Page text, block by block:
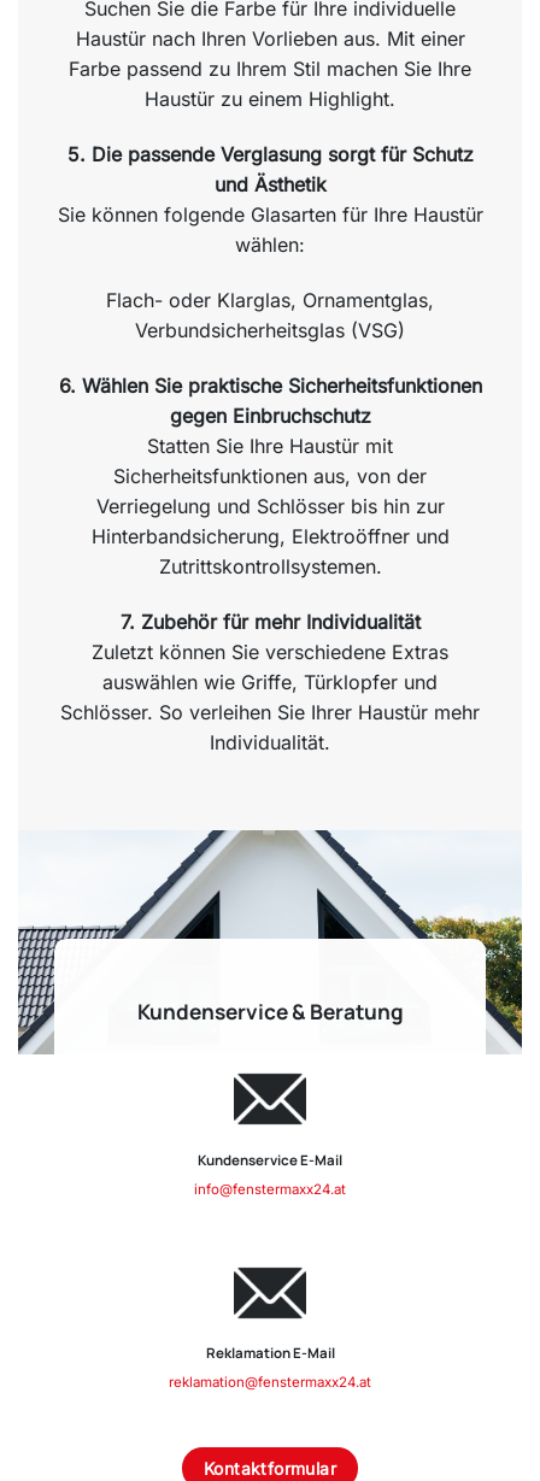
Suchen Sie die Farbe für Ihre individuelle
Haustür nach Ihren Vorlieben aus. Mit einer
Farbe passend zu Ihrem Stil machen Sie Ihre
Haustür zu einem Highlight.
5. Die passende Verglasung sorgt für Schutz
und Ästhetik
Sie können folgende Glasarten für Ihre Haustür
wählen:
Flach- oder Klarglas, Ornamentglas,
Verbundsicherheitsglas (VSG)
6. Wählen Sie praktische Sicherheitsfunktionen
gegen Einbruchschutz
Statten Sie Ihre Haustür mit
Sicherheitsfunktionen aus, von der
Verriegelung und Schlösser bis hin zur
Hinterbandsicherung, Elektroöffner und
Zutrittskontrollsystemen.
7. Zubehör für mehr Individualität
Zuletzt können Sie verschiedene Extras
auswählen wie Griffe, Türklopfer und
Schlösser. So verleihen Sie Ihrer Haustür mehr
Individualität.
Kundenservice & Beratung
Kundenservice E-Mail
info@fenstermaxx24.at
Reklamation E-Mail
reklamation@fenstermaxx24.at
Kontaktformular